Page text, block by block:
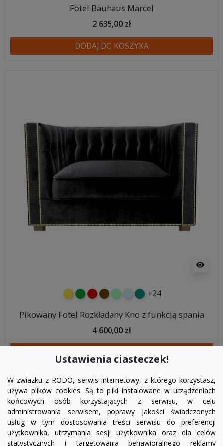
Fotel Bauhaus Marcel
2 635,00 zł
DODAJ DO KOSZYKA
visibility
żółtyzielonyczerwony
czekoladowy
miętowybłękitny
turkusowy
+24
Pikowany Fotel Rozkładany Kno z funkcją spania
4 600,00 zł
Ustawienia ciasteczek!
W zwiazku z RODO, serwis internetowy, z którego korzystasz,
używa plików cookies. Są to pliki instalowane w urządzeniach
końcowych osób korzystających z serwisu, w celu
administrowania serwisem, poprawy jakości świadczonych
usług w tym dostosowania treści serwisu do preferencji
użytkownika, utrzymania sesji użytkownika oraz dla celów
statystycznych i targetowania behawioralnego reklamy